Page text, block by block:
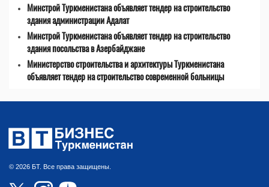
Минстрой Туркменистана объявляет тендер на строительство
здания администрации Адалат
Минстрой Туркменистана объявляет тендер на строительство
здания посольства в Азербайджане
Министерство строительства и архитектуры Туркменистана
объявляет тендер на строительство современной больницы
© 2026 БТ. Все права защищены.